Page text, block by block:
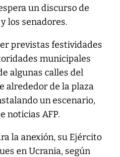
un discurso de
los senadores.
previstas festividades
municipales
algunas calles del
alrededor de la plaza
un escenario,
noticias AFP.
la anexión, su Ejército
en Ucrania, según